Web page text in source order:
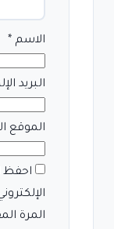
الاسم *
البريد
الموقع
احفظ
المرة